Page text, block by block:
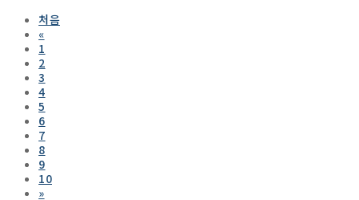
처음
«
1
2
3
4
5
6
7
8
9
10
»